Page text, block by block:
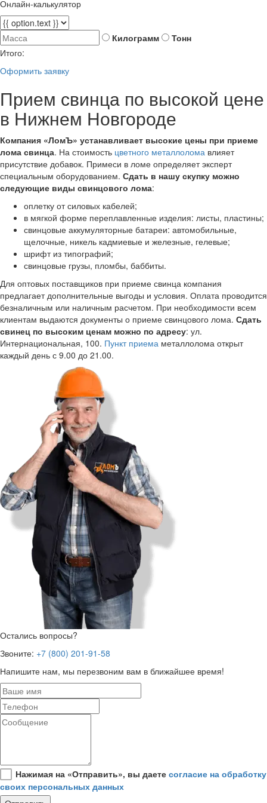
Онлайн-калькулятор
Килограмм
Тонн
Итого:
Оформить заявку
Прием свинца по высокой цене
в Нижнем Новгороде
Компания «ЛомЪ» устанавливает высокие цены при приеме
лома свинца. На стоимость цветного металлолома влияет
присутствие добавок. Примеси в ломе определяет эксперт
специальным оборудованием. Сдать в нашу скупку можно
следующие виды свинцового лома:
оплетку от силовых кабелей;
в мягкой форме переплавленные изделия: листы, пластины;
свинцовые аккумуляторные батареи: автомобильные,
щелочные, никель кадмиевые и железные, гелевые;
шрифт из типографий;
свинцовые грузы, пломбы, баббиты.
Для оптовых поставщиков при приеме свинца компания
предлагает дополнительные выгоды и условия. Оплата проводится
безналичным или наличным расчетом. При необходимости всем
клиентам выдаются документы о приеме свинцового лома. Сдать
свинец по высоким ценам можно по адресу: ул.
Интернациональная, 100. Пункт приема металлолома открыт
каждый день с 9.00 до 21.00.
Остались вопросы?
Звоните: +7 (800) 201-91-58
Напишите нам, мы перезвоним вам в ближайшее время!
Нажимая на «Отправить», вы даете согласие на обработку
своих персональных данных